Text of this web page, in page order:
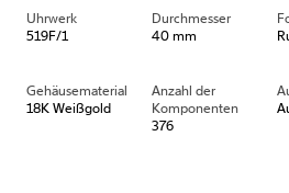
Uhrwerk
519F/1
Durchmesser
40 mm
Gehäusematerial
18K Weißgold
Anzahl der
Komponenten
376